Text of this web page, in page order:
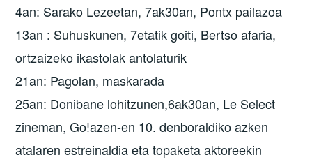
4an: Sarako Lezeetan, 7ak30an, Pontx pailazoa
13an : Suhuskunen, 7etatik goiti, Bertso afaria,
ortzaizeko ikastolak antolaturik
21an: Pagolan, maskarada
25an: Donibane lohitzunen,6ak30an, Le Select
zineman, Go!azen-en 10. denboraldiko azken
atalaren estreinaldia eta topaketa aktoreekin